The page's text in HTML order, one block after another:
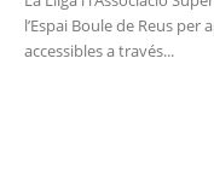
l’Espai Boule de Reus
accessibles a través...